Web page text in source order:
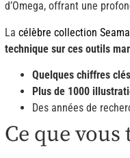
d’Omega, offrant une
La célèbre collection
technique sur ces outils
Quelques chiffres clés
Plus de 1000
Des années de
Ce que